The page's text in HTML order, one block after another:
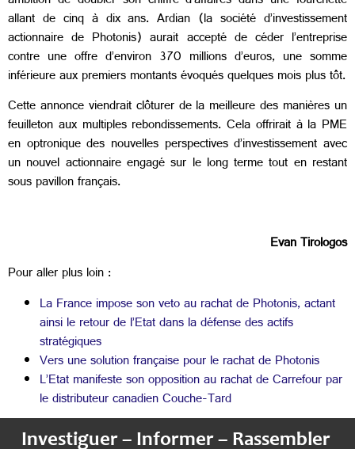
allant de cinq à dix ans. Ardian (la société d’investissement
actionnaire de Photonis) aurait accepté de céder l’entreprise
contre une offre d’environ 370 millions d’euros, une somme
inférieure aux premiers montants évoqués quelques mois plus tôt.
Cette annonce viendrait clôturer de la meilleure des manières un
feuilleton aux multiples rebondissements. Cela offrirait à la PME
en optronique des nouvelles perspectives d’investissement avec
un nouvel actionnaire engagé sur le long terme tout en restant
sous pavillon français.
Evan Tirologos
Pour aller plus loin :
La France impose son veto au rachat de Photonis, actant
ainsi le retour de l’Etat dans la défense des actifs
stratégiques
Vers une solution française pour le rachat de Photonis
L’Etat manifeste son opposition au rachat de Carrefour par
le distributeur canadien Couche-Tard
Investiguer – Informer – Rassembler